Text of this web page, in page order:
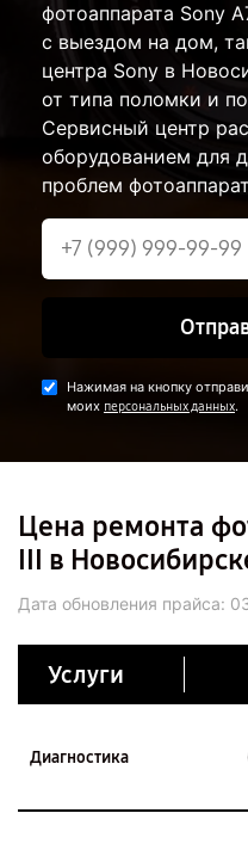
фотоаппарата Sony
с выездом на дом,
центра Sony в
от типа поломки и
Сервисный центр
оборудованием для
проблем
Нажимая на кнопку
моих персональных данных.
Цена ремонта
III в
Дата обновления прайса:
Услуги
Диагностика